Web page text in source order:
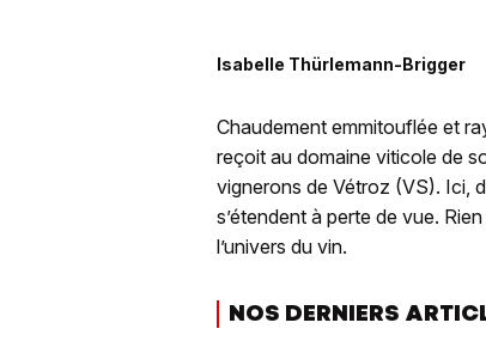
Isabelle Thürlemann-Brigger
Chaudement emmitouflée et
reçoit au domaine viticole de
vignerons de Vétroz (VS). Ici,
s’étendent à perte de vue.
l’univers du vin.
NOS DERNIERS